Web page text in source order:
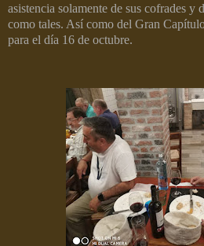
asistencia solamente de sus cofrades y
como tales. Así como del Gran
para el día 16 de octubre.